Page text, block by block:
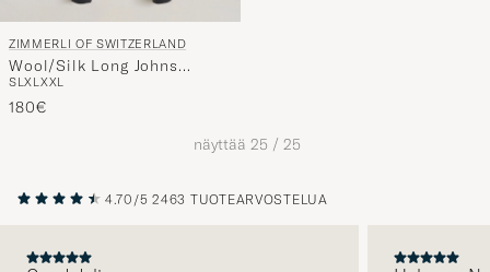
ZIMMERLI OF SWITZERLAND
Wool/Silk Long Johns
Charcoal
SLXLXXL
180€
näyttää 25 / 25
4.70/5 2463 TUOTEARVOSTELUA